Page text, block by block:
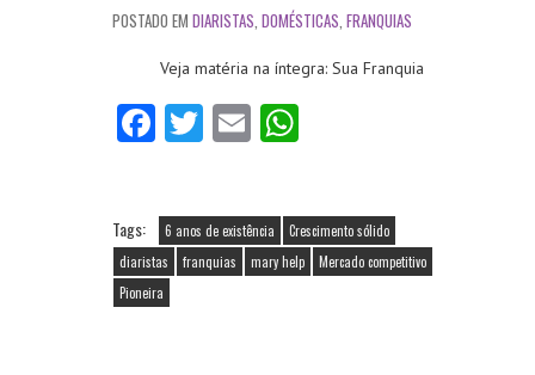
POSTADO EM DIARISTAS, DOMÉSTICAS, FRANQUIAS
Veja matéria na íntegra: Sua Franquia
Fa
o
o
k
T
er
E
l A
p
Tags: 6 anos de existência
Crescimento sólido
diaristas
franquias mary help
Mercado competitivo
Pioneira